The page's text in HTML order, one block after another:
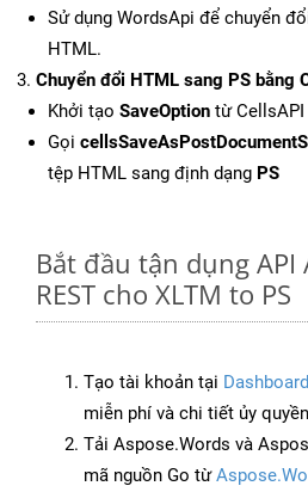
Sử dụng WordsApi để chuyển
HTML.
Chuyển đổi HTML sang PS bằng
Khởi tạo SaveOption từ CellsAPI
Gọi
tệp HTML sang định dạng PS
Bắt đầu tận dụng API
REST cho XLTM to PS
Tạo tài khoản tại Dashboard
miễn phí và chi tiết ủy quyền
Tải Aspose.Words và
mã nguồn Go từ